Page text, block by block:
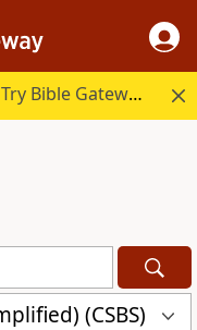
Try Bible Gateway Plus.
(CSBS)